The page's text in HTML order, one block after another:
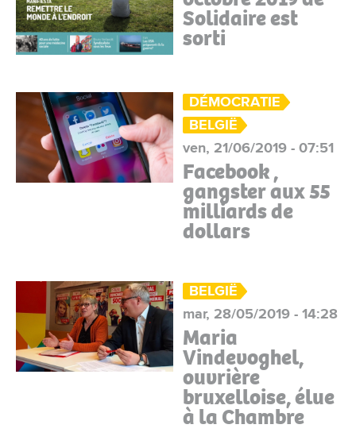
Solidaire est
sorti
DÉMOCRATIE
BELGIË
ven, 21/06/2019 - 07:51
Facebook ,
gangster aux 55
milliards de
dollars
BELGIË
mar, 28/05/2019 - 14:28
Maria
Vindevoghel,
ouvrière
bruxelloise, élue
à la Chambre